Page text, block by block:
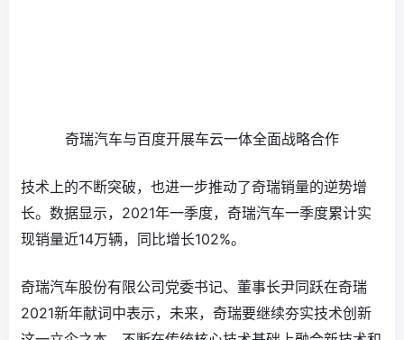
奇瑞汽车与百度开展车云一体全面战略合作
技术上的不断突破，也进一步推动了奇瑞销量的逆势增
长。数据显示，2021年一季度，奇瑞汽车一季度累计实
现销量近14万辆，同比增长102%。
奇瑞汽车股份有限公司党委书记、董事长尹同跃在奇瑞
2021新年献词中表示，未来，奇瑞要继续夯实技术创新